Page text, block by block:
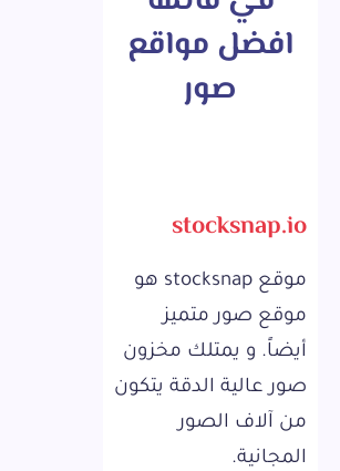
افضل مواقع
صور
stocksnap.io
موقع stocksnap هو
موقع صور متميز
أيضاً. و يمتلك مخزون
صور عالية الدقة يتكون
من آلاف الصور
المجانية.